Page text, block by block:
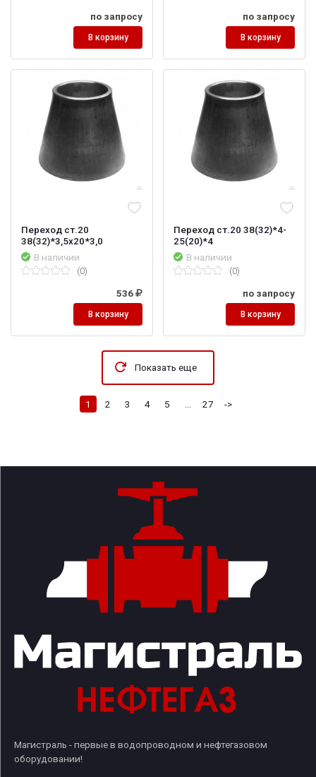
по запросу
В корзину
по запросу
В корзину
Переход ст.20
38(32)*3,5х20*3,0
В наличии
(0)
536
В корзину
Переход ст.20 38(32)*4-
25(20)*4
В наличии
(0)
по запросу
В корзину
Показать еще
1 2 3 4 5 27 ->
Магистраль - первые в водопроводном и нефтегазовом
оборудовании!